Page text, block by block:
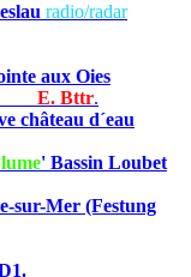
radio/radar
aux Oies
E. Bttr.
château d´eau
' Bassin Loubet
-sur-Mer (Festung